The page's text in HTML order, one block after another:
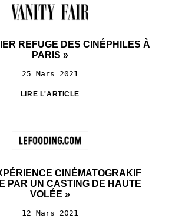
REFUGE DES CINÉPHILES À
PARIS »
25 Mars 2021
LIRE L'ARTICLE
CINÉMATOGRAKIF
PAR UN CASTING DE HAUTE
VOLÉE »
12 Mars 2021